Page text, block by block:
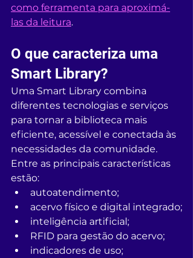
como ferramenta para aproximá-
las da leitura.
O que caracteriza uma
Smart Library?
Uma Smart Library combina
diferentes tecnologias e serviços
para tornar a biblioteca mais
eficiente, acessível e conectada às
necessidades da comunidade.
Entre as principais características
estão:
autoatendimento;
acervo físico e digital integrado;
inteligência artificial;
RFID para gestão do acervo;
indicadores de uso;